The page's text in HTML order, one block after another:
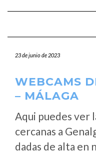
23 de junio de 2023
WEBCAMS
– MÁLAGA
Aqui puedes ver
cercanas a
dadas de alta en